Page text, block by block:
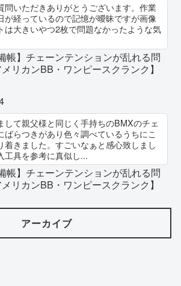
問いただきありがとうございます。作業
が経っているので記憶が曖昧ですが画像
は大きいやつ2枚で問題なかったような気
帳】チェーンテンションが乱れる問
リカンBB・ワンピースクランク】
して親父様と同じく手持ちのBMXのチェ
ばらつきがあり色々調べているうちにこ
着きました。すごいなぁと感心致しまし
工具を参考に真似し...
帳】チェーンテンションが乱れる問
リカンBB・ワンピースクランク】
アーカイブ